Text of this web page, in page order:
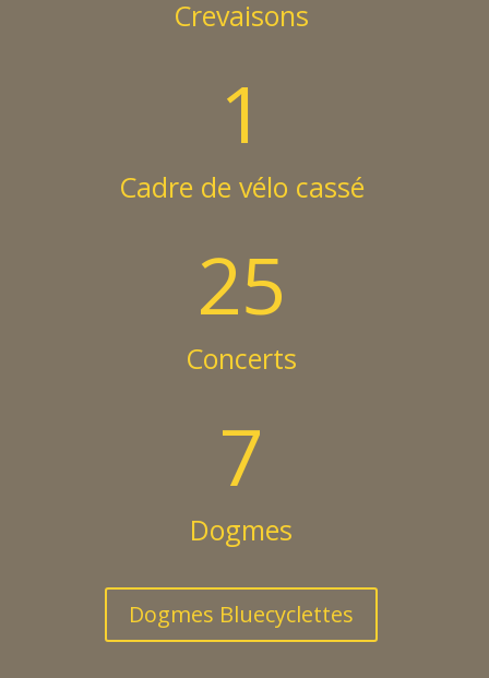
Crevaisons
1
Cadre de vélo cassé
25
Concerts
7
Dogmes
Dogmes Bluecyclettes